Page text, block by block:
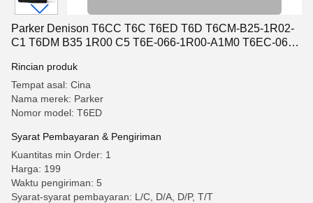
Parker Denison T6CC T6C T6ED T6D T6CM-B25-1R02-
C1 T6DM B35 1R00 C5 T6E-066-1R00-A1M0 T6EC-062-
Rincian produk
Tempat asal: Cina
Nama merek: Parker
Nomor model: T6ED
Syarat Pembayaran & Pengiriman
Kuantitas min Order: 1
Harga: 199
Waktu pengiriman: 5
Syarat-syarat pembayaran: L/C, D/A, D/P, T/T